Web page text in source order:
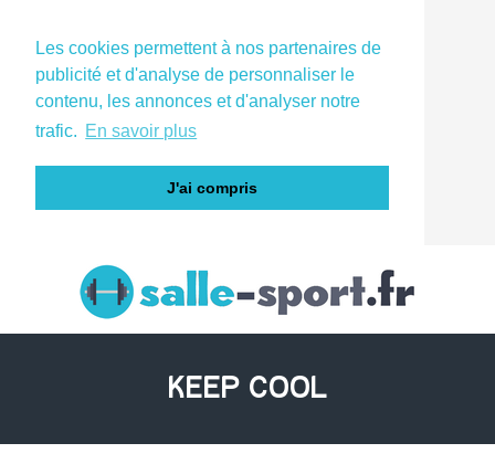
Les cookies permettent à nos partenaires de
publicité et d'analyse de personnaliser le
contenu, les annonces et d'analyser notre
trafic. En savoir plus
J'ai compris
KEEP COOL